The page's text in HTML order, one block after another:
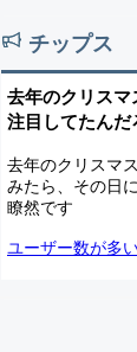
チップス
去年のクリスマ
注目してたんだ
去年のクリスマ
みたら、その日
瞭然です
ユーザー数が多